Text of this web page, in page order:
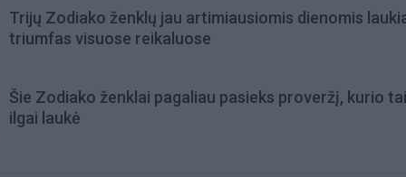
Trijų Zodiako ženklų jau artimiausiomis dienomis
triumfas visuose reikaluose
Šie Zodiako ženklai pagaliau pasieks proveržį, kurio
ilgai laukė